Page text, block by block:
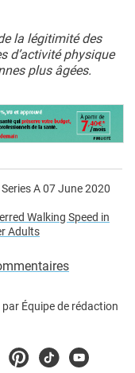
la légitimité des
d’activité physique
plus âgées.
A 07 June 2020
Walking Speed in
Adults
par Équipe de rédaction
Pinterest
TiktokYoutube